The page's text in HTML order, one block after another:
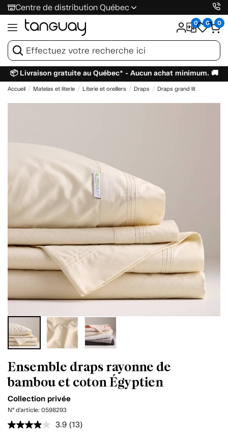
Centre de distribution Québec
0 0 0
📦 Livraison gratuite au Québec* - Aucun achat minimum. 🚚
Accueil Matelas et literie Literie et oreillers Draps Draps grand lit
Ensemble draps rayonne de
bambou et coton Égyptien
Collection privée
N° d'article: 0598293
3.9 Lire
(13)